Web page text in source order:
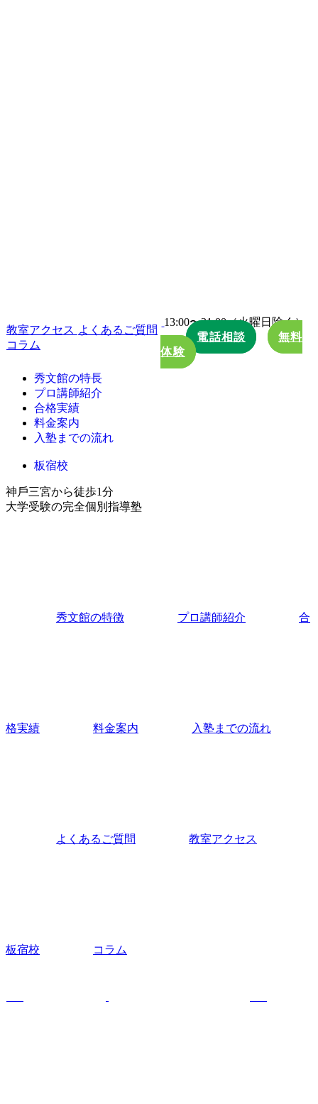
教室アクセス よくあるご質問
コラム
13:00〜21:00（火曜日除く）
電話相談
無料
体験
秀文館の特長
プロ講師紹介
合格実績
料金案内
入塾までの流れ
板宿校
神⼾三宮から徒歩1分
⼤学受験の完全個別指導塾
秀文館の特徴 プロ講師紹介 合
格実績 料金案内 入塾までの流れ
よくあるご質問 教室アクセス
板宿校 コラム